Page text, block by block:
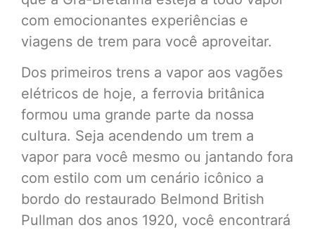
com emocionantes experiências e
viagens de trem para você aproveitar.
Dos primeiros trens a vapor aos vagões
elétricos de hoje, a ferrovia britânica
formou uma grande parte da nossa
cultura. Seja acendendo um trem a
vapor para você mesmo ou jantando fora
com estilo com um cenário icônico a
bordo do restaurado Belmond British
Pullman dos anos 1920, você encontrará